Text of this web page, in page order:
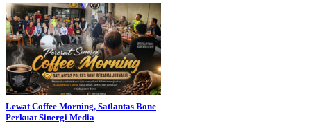
Lewat Coffee Morning, Satlantas Bone
Perkuat Sinergi Media